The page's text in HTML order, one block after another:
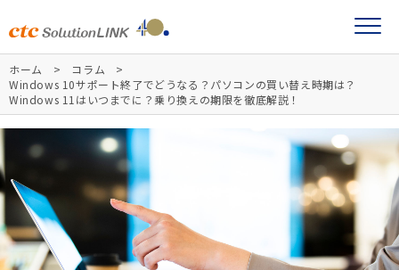
ホーム
コラム
Windows 10サポート終了でどうなる？パソコンの買い替え時期は？
Windows 11はいつまでに？乗り換えの期限を徹底解説！